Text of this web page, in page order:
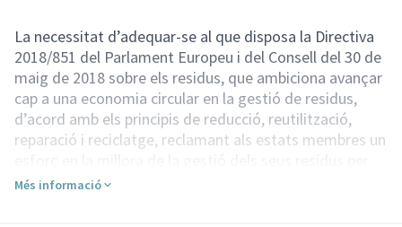
La necessitat d’adequar-se al que disposa la Directiva
2018/851 del Parlament Europeu i del Consell del 30 de
maig de 2018 sobre els residus, que ambiciona avançar
cap a una economia circular en la gestió de residus,
d’acord amb els principis de reducció, reutilització,
reparació i reciclatge, reclamant als estats membres un
transformar-la en una gestió sostenible de la matèries
Més informació